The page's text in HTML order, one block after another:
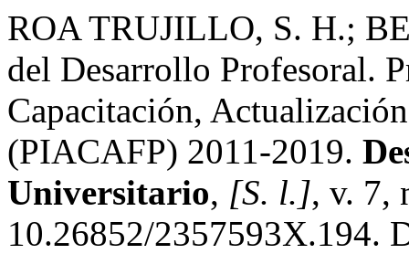
ROA TRUJILLO, S. H.;
del Desarrollo Profesoral.
Capacitación,
(PIACAFP) 2011-2019.
Universitario, [S. l.], v. 7,
10.26852/2357593X.194.